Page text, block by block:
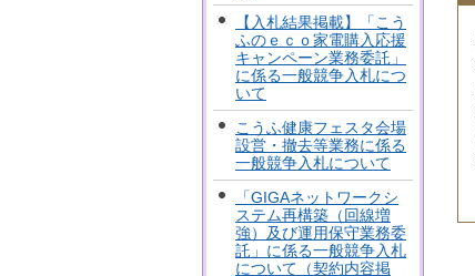
【入札結果掲載】「こう
ふのｅｃｏ家電購入応援
キャンペーン業務委託」
に係る一般競争入札につ
いて
こうふ健康フェスタ会場
設営・撤去等業務に係る
一般競争入札について
「GIGAネットワークシ
ステム再構築（回線増
強）及び運用保守業務委
託」に係る一般競争入札
について（契約内容掲